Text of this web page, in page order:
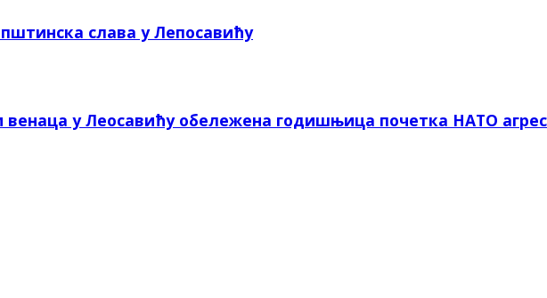
слава у Лепосавићу
у Леосавићу обележена годишњица почетка НАТО